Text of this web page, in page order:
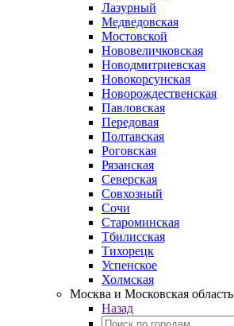
Лазурный
Медведовская
Мостовской
Нововеличковская
Новодмитриевская
Новокорсунская
Новорождественская
Павловская
Передовая
Полтавская
Роговская
Рязанская
Северская
Совхозный
Сочи
Староминская
Тбилисская
Тихорецк
Успенское
Холмская
Москва и Московская область
Назад